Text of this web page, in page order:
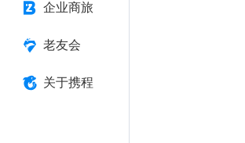
企业商旅
老友会
关于携程